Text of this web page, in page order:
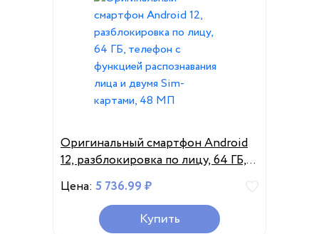
Оригинальный смартфон Android
12, разблокировка по лицу, 64 ГБ,
телефон с функцией
распознавания лица и двумя Sim-
картами, 48 МП
Цена: 5 736.99 ₽
Купить